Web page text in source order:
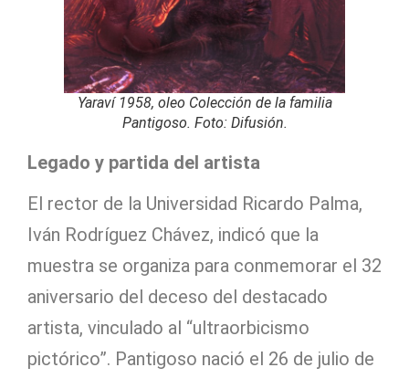
Yaraví 1958, oleo Colección de la familia
Pantigoso. Foto: Difusión.
Legado y partida del artista
El rector de la Universidad Ricardo Palma,
Iván Rodríguez Chávez, indicó que la
muestra se organiza para conmemorar el 32
aniversario del deceso del destacado
artista, vinculado al “ultraorbicismo
pictórico”. Pantigoso nació el 26 de julio de